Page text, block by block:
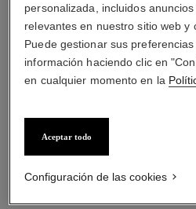
Stick Iluminador Multiusos
Ref. 169060
3 tonos disponibles
$ 52.000*
($6500/g)
Ver información
personalizada, incluidos
relevantes en nuestro sitio web y
Puede gestionar sus
información haciendo clic en
en cualquier momento en la
Aceptar todo
Configuración de las cookies